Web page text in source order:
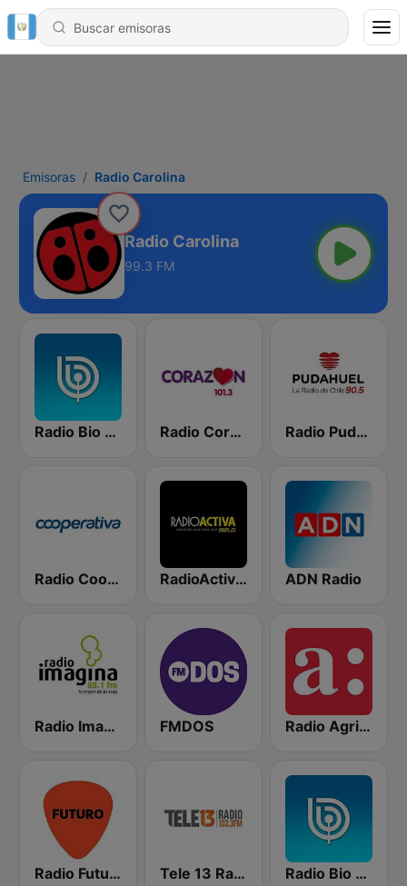
Emisoras Radio Carolina
Radio Carolina
99.3 FM
Radio Bio Bio Santiago Radio Corazón FM Radio Pudahuel
Radio Cooperativa RadioActiva 92.5 ADN Radio
Radio Imagina FMDOS Radio Agricultura
Radio Futuro FM Tele 13 Radio Radio Bio Bio Concepción